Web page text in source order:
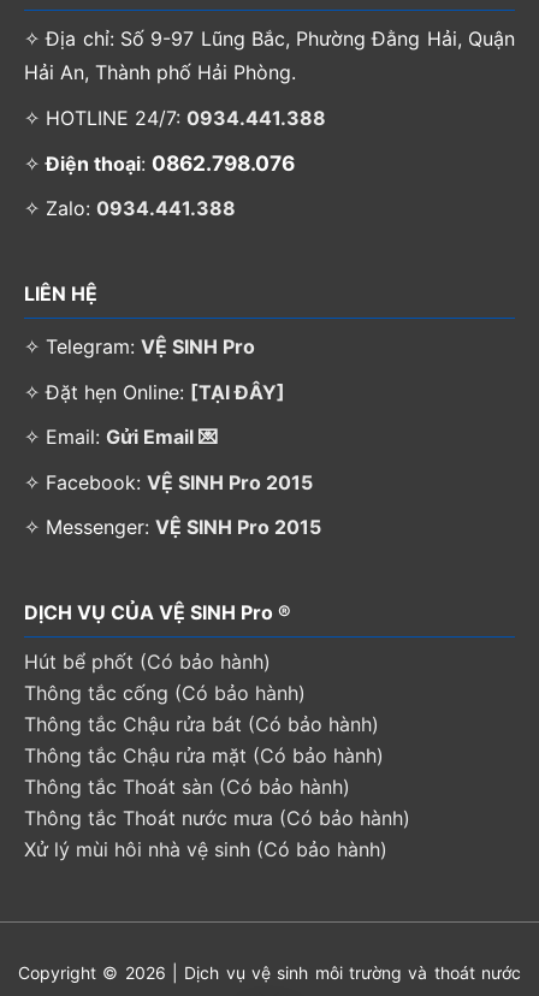
✧ Địa chỉ: Số 9-97 Lũng Bắc, Phường Đằng Hải, Quận
Hải An, Thành phố Hải Phòng.
✧ HOTLINE 24/7: 0934.441.388
✧Điện thoại: 0862.798.076
✧ Zalo: 0934.441.388
LIÊN HỆ
✧ Telegram: VỆ SINH Pro
✧ Đặt hẹn Online: [TẠI ĐÂY]
✧ Email: Gửi Email 💌
✧ Facebook: VỆ SINH Pro 2015
✧ Messenger: VỆ SINH Pro 2015
DỊCH VỤ CỦA VỆ SINH Pro ®
Hút bể phốt (Có bảo hành)
Thông tắc cống (Có bảo hành)
Thông tắc Chậu rửa bát (Có bảo hành)
Thông tắc Chậu rửa mặt (Có bảo hành)
Thông tắc Thoát sàn (Có bảo hành)
Thông tắc Thoát nước mưa (Có bảo hành)
Xử lý mùi hôi nhà vệ sinh (Có bảo hành)
Copyright © 2026 | Dịch vụ vệ sinh môi trường và thoát nước